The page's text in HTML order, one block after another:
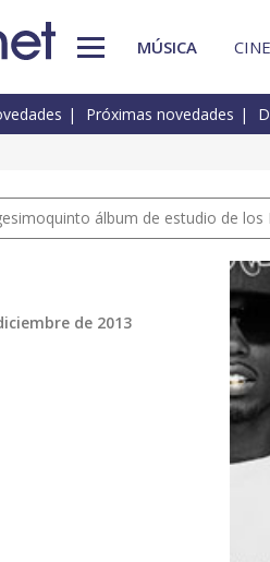
MÚSICA CINE
Próximas novedades
álbum de estudio de los
de 2013